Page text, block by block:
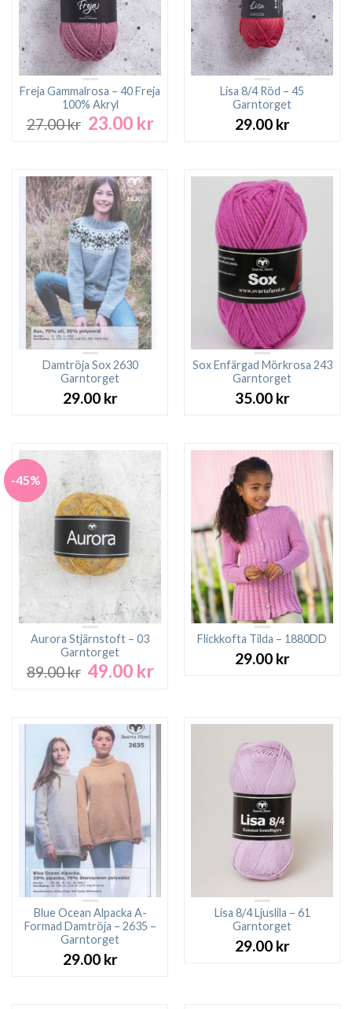
Freja Gammalrosa – 40 Freja
100% Akryl
27.00kr Det
27.00 kr.
23.00 krDet
23.00 kr.
Lisa 8/4 Röd – 45
Garntorget
29.00 kr
Damtröja Sox 2630
Garntorget
29.00 kr
Sox Enfärgad Mörkrosa 243
Garntorget
35.00 kr
-45%
Aurora Stjärnstoft – 03
Garntorget
89.00kr Det
89.00 kr.
49.00 krDet
49.00 kr.
Flickkofta Tilda – 1880DD
29.00 kr
Blue Ocean Alpacka A-
Formad Damtröja – 2635 –
Garntorget
29.00 kr
Lisa 8/4 Ljuslila – 61
Garntorget
29.00 kr